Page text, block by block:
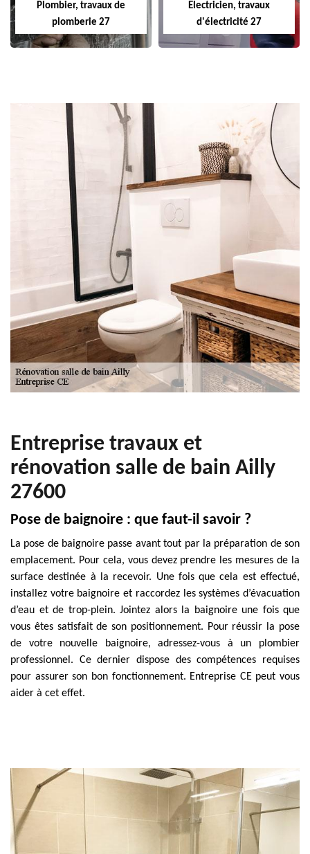
Plombier, travaux de
plomberie 27
Electricien, travaux
d'électricité 27
Entreprise travaux et
rénovation salle de bain Ailly
27600
Pose de baignoire : que faut-il savoir ?
La pose de baignoire passe avant tout par la préparation de son
emplacement. Pour cela, vous devez prendre les mesures de la
surface destinée à la recevoir. Une fois que cela est effectué,
installez votre baignoire et raccordez les systèmes d’évacuation
d’eau et de trop-plein. Jointez alors la baignoire une fois que
vous êtes satisfait de son positionnement. Pour réussir la pose
de votre nouvelle baignoire, adressez-vous à un plombier
professionnel. Ce dernier dispose des compétences requises
pour assurer son bon fonctionnement. Entreprise CE peut vous
aider à cet effet.